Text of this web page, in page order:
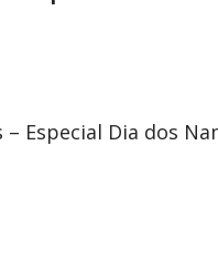
– Especial Dia dos